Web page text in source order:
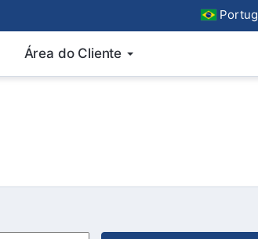
Área do Cliente